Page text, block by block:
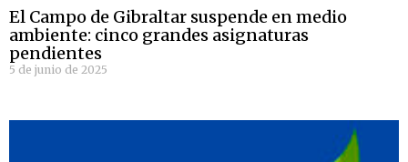
El Campo de Gibraltar suspende en medio
ambiente: cinco grandes asignaturas
pendientes
5 de junio de 2025